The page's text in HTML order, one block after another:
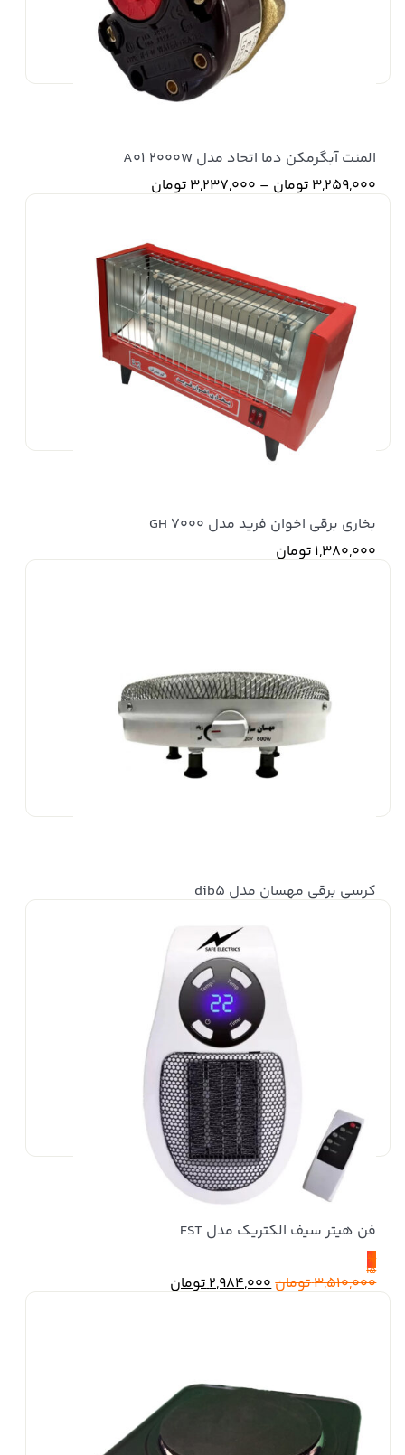
المنت آبگرمکن دما اتحاد مدل A01 2000W
3,259,000 تومان –
3,237,000 تومانPrice
range:
3,259,000 تومان
بخاری برقی اخوان فرید مدل GH ۷۰۰۰
1,380,000 تومان
کرسی برقی مهسان مدل dib5
فن هیتر سیف الکتریک مدل FST
٪
15
3,510,000تومان2,984,000تومان